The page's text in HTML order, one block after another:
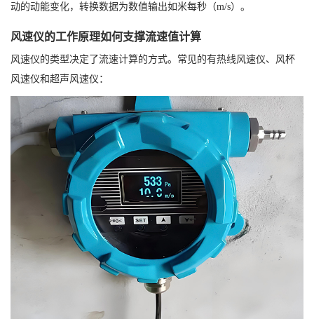
动的动能变化，转换数据为数值输出如米每秒（m/s）。
风速仪的工作原理如何支撑流速值计算
风速仪的类型决定了流速计算的方式。常见的有热线风速仪、风杯
风速仪和超声风速仪：